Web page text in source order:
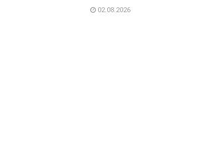
02.08.2026